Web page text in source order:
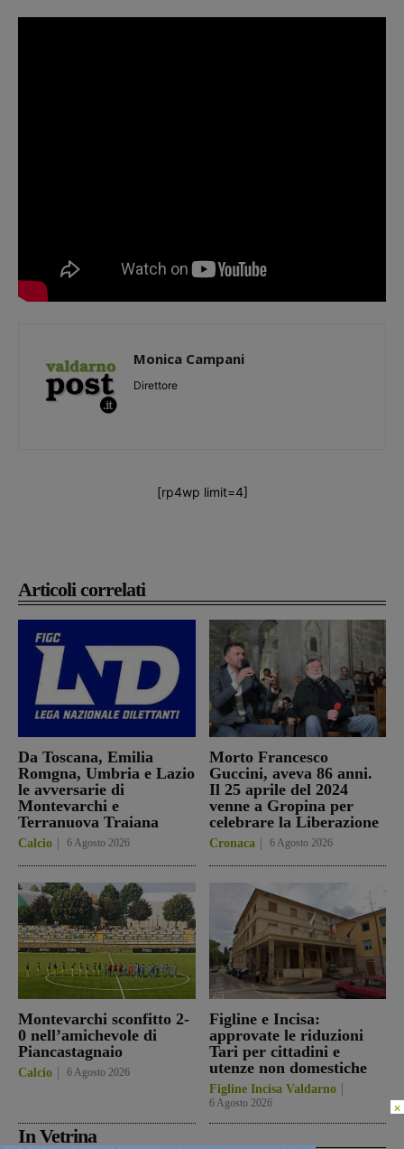
Articoli correlati
Da Toscana, Emilia
Romgna, Umbria e Lazio
le avversarie di
Montevarchi e
Terranuova Traiana
Calcio 6 Agosto 2026
Morto Francesco
Guccini, aveva 86 anni.
Il 25 aprile del 2024
venne a Gropina per
celebrare la Liberazione
Cronaca 6 Agosto 2026
Montevarchi sconfitto 2-
0 nell’amichevole di
Piancastagnaio
Calcio 6 Agosto 2026
Figline e Incisa:
approvate le riduzioni
Tari per cittadini e
utenze non domestiche
Figline Incisa Valdarno
6 Agosto 2026
In Vetrina
Monica Campani
Direttore
[rp4wp limit=4]
×